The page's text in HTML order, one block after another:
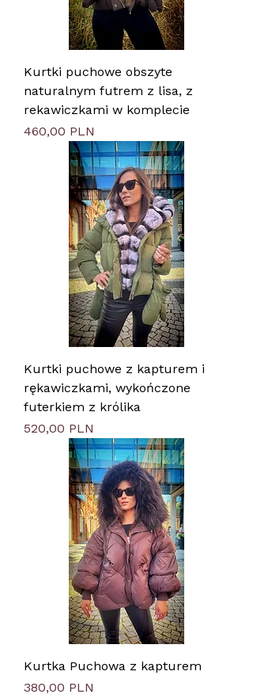
Kurtki puchowe obszyte
naturalnym futrem z lisa, z
rekawiczkami w komplecie
Цена
460,00 PLN
Kurtki puchowe z kapturem i
rękawiczkami, wykończone
futerkiem z królika
Цена
520,00 PLN
Kurtka Puchowa z kapturem
Цена
380,00 PLN